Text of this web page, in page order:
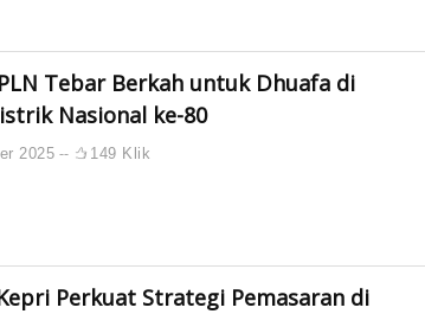
Tebar Berkah untuk Dhuafa di
Nasional ke-80
2025 149 Klik
Perkuat Strategi Pemasaran di